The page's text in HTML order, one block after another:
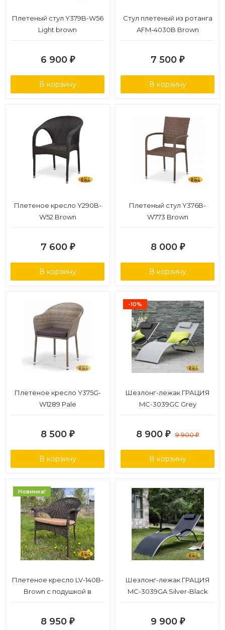
Плетеный стул Y379B-W56
Light brown
6 900 ₽
В корзину
Стул плетеный из ротанга
AFM-4030B Brown
7 500 ₽
В корзину
Плетеное кресло Y290B-
W52 Brown
7 600 ₽
В корзину
Плетеный стул Y376B-
W773 Brown
8 000 ₽
В корзину
Плетеное кресло Y375G-
W1289 Pale
8 500 ₽
В корзину
-10%
Шезлонг-лежак ГРАЦИЯ
MC-3039GC Grey
8 900 ₽ 9 900₽
В корзину
Новинка!
Плетеное кресло LV-140B-
Brown с подушкой в
8 950 ₽
Шезлонг-лежак ГРАЦИЯ
MC-3039GA Silver-Black
9 900 ₽